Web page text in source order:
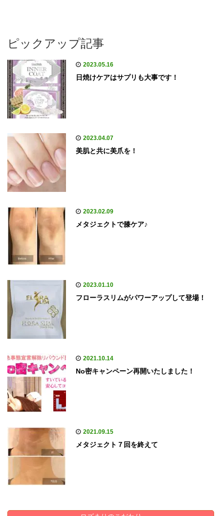
ピックアップ記事
2023.05.16
日焼けケアはサプリも大事です！
2023.04.07
美肌と共に美爪を！
2023.02.09
メタジェクトで膝ケア♪
2023.01.10
フローラスリムがパワーアップして登場！
2021.10.14
No密キャンペーン再開いたしました！
2021.09.15
メタジェクト７回を終えて